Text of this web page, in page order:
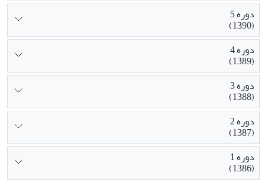
دوره 5
(1390)
دوره 4
(1389)
دوره 3
(1388)
دوره 2
(1387)
دوره 1
(1386)